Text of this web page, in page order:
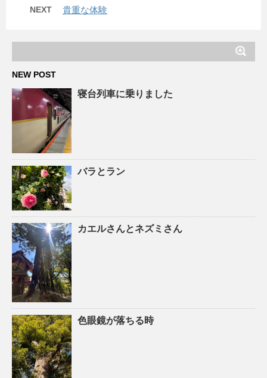
NEXT 貴重な体験
NEW POST
寝台列車に乗りました
バラとラン
カエルさんとネズミさん
色眼鏡が落ちる時